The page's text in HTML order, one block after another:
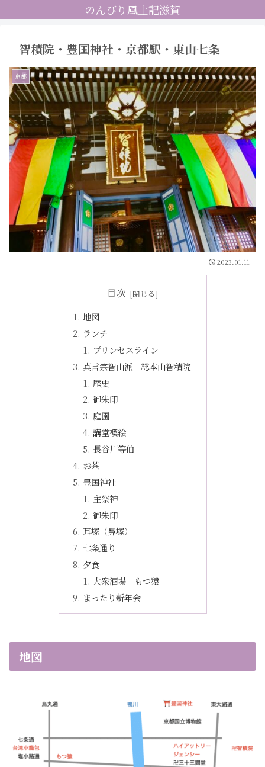
のんびり風土記滋賀
智積院・豊国神社・京都駅・東山七条
京都
2023.01.11
目次
地図
ランチ
プリンセスライン
真言宗智山派 総本山智積院
歴史
御朱印
庭園
講堂襖絵
長谷川等伯
お茶
豊国神社
主祭神
御朱印
耳塚（鼻塚）
七条通り
夕食
大衆酒場 もつ猿
まったり新年会
地図